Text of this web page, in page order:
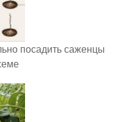
посадить саженцы